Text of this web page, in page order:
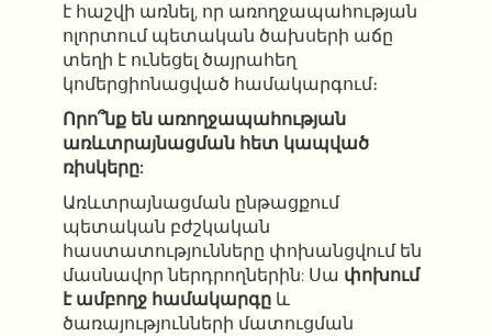
է հաշվի առնել, որ առողջապահության
ոլորտում պետական ​​ծախսերի աճը
տեղի է ունեցել ծայրահեղ
կոմերցիոնացված համակարգում։
Որո՞նք են առողջապահության
առևտրայնացման հետ կապված
ռիսկերը:
Առևտրայնացման ընթացքում
պետական ​​բժշկական
հաստատությունները փոխանցվում են
մասնավոր ներդրողներին: Սա փոխում
է ամբողջ համակարգըև
ծառայությունների մատուցման